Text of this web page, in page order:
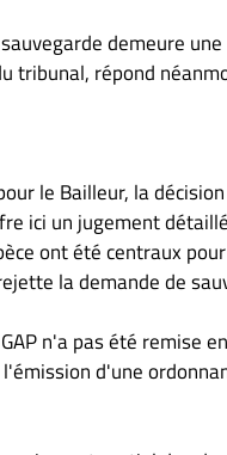
demeure
tribunal, répond
le Bailleur, la
ici un jugement
ont été centraux
la demande de
n'a pas été remise
d'une